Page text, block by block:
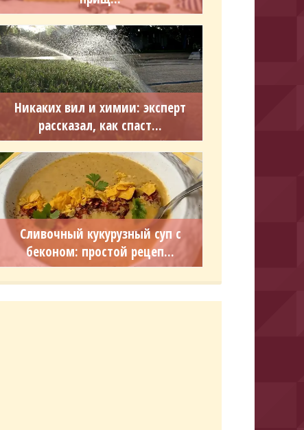
Никаких вил и химии: эксперт
рассказал, как спаст...
Сливочный кукурузный суп с
беконом: простой рецеп...